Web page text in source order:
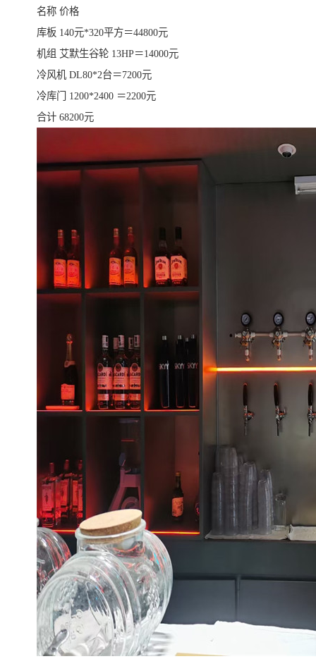
名称 价格
库板 140元*320平方＝44800元
机组 艾默生谷轮 13HP＝14000元
冷风机 DL80*2台＝7200元
冷库门 1200*2400 ＝2200元
合计 68200元